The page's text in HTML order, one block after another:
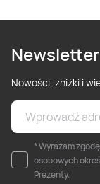
Newsletter
Nowości, zniżki i
* Wyrażam
osobowych
Prezenty.